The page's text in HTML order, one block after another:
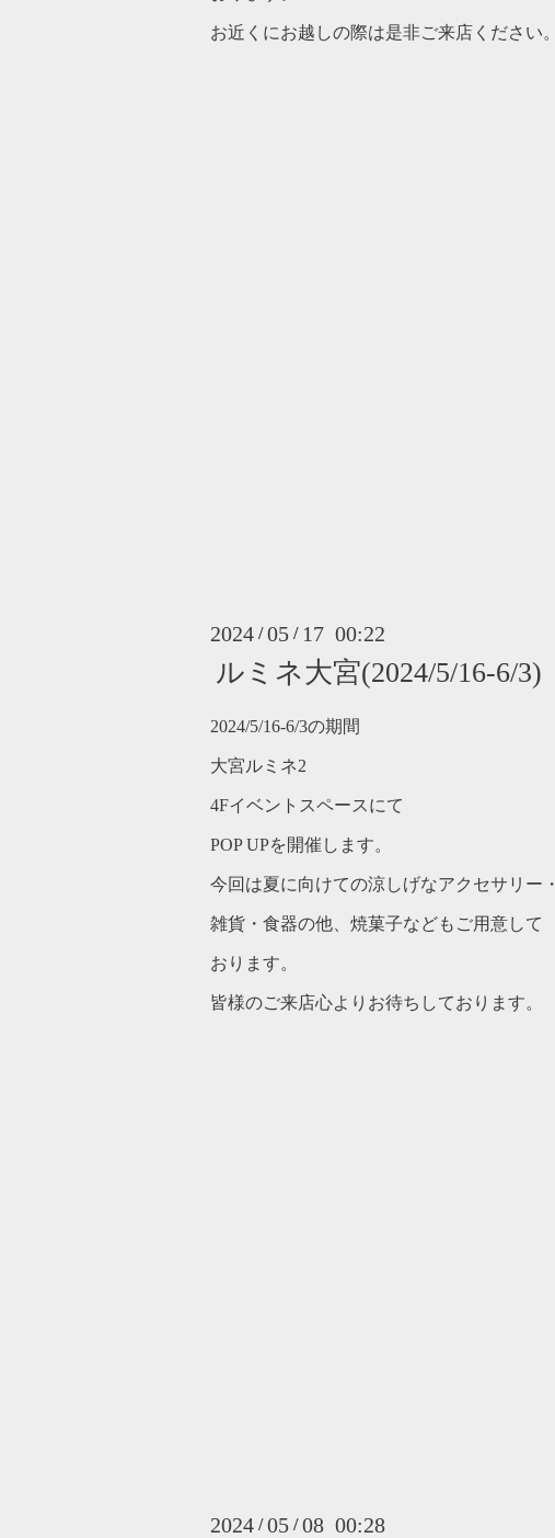
お近くにお越しの際は是非ご来店ください。
2024 /05 / 17 00:22
ルミネ大宮(2024/5/16-6/3)
2024/5/16-6/3の期間
大宮ルミネ2
4Fイベントスペースにて
POP UPを開催します。
今回は夏に向けての涼しげなアクセサリー・
雑貨・食器の他、焼菓子などもご用意して
おります。
皆様のご来店心よりお待ちしております。
2024 /05 /08 00:28